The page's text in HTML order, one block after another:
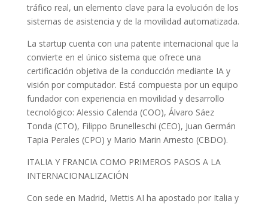
tráfico real, un elemento clave para la evolución de los
sistemas de asistencia y de la movilidad automatizada.
La startup cuenta con una patente internacional que la
convierte en el único sistema que ofrece una
certificación objetiva de la conducción mediante IA y
visión por computador. Está compuesta por un equipo
fundador con experiencia en movilidad y desarrollo
tecnológico: Alessio Calenda (COO), Álvaro Sáez
Tonda (CTO), Filippo Brunelleschi (CEO), Juan Germán
Tapia Perales (CPO) y Mario Marin Arnesto (CBDO).
ITALIA Y FRANCIA COMO PRIMEROS PASOS A LA
INTERNACIONALIZACIÓN
Con sede en Madrid, Mettis AI ha apostado por Italia y